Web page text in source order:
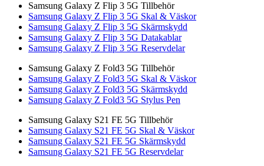
Samsung Galaxy Z Flip 3 5G Tillbehör
Samsung Galaxy Z Flip 3 5G Skal & Väskor
Samsung Galaxy Z Flip 3 5G Skärmskydd
Samsung Galaxy Z Flip 3 5G Datakablar
Samsung Galaxy Z Flip 3 5G Reservdelar
Samsung Galaxy Z Fold3 5G Tillbehör
Samsung Galaxy Z Fold3 5G Skal & Väskor
Samsung Galaxy Z Fold3 5G Skärmskydd
Samsung Galaxy Z Fold3 5G Stylus Pen
Samsung Galaxy S21 FE 5G Tillbehör
Samsung Galaxy S21 FE 5G Skal & Väskor
Samsung Galaxy S21 FE 5G Skärmskydd
Samsung Galaxy S21 FE 5G Reservdelar